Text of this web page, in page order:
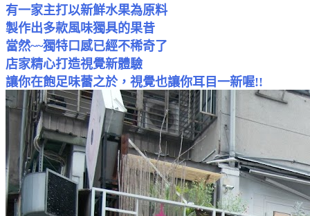
有一家主打以新鮮水果為原料
製作出多款風味獨具的果昔
當然~~獨特口感已經不稀奇了
店家精心打造視覺新體驗
讓你在飽足味蕾之於，視覺也讓你耳目一新喔!!